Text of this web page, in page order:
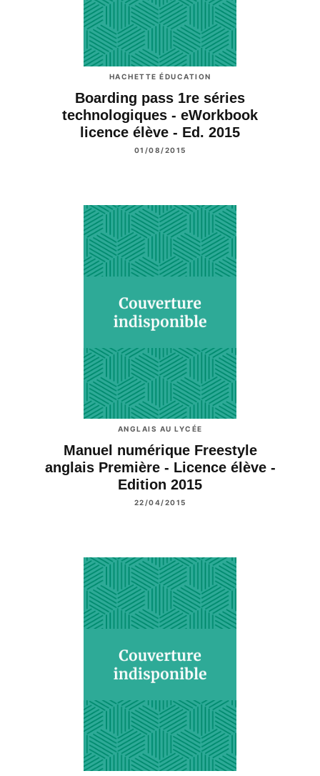
HACHETTE ÉDUCATION
Boarding pass 1re séries
technologiques - eWorkbook
licence élève - Ed. 2015
01/08/2015
ANGLAIS AU LYCÉE
Manuel numérique Freestyle
anglais Première - Licence élève -
Edition 2015
22/04/2015